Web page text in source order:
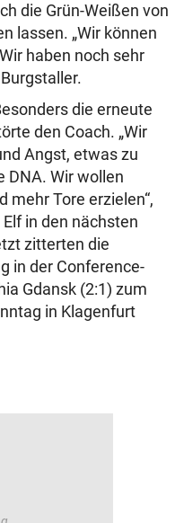
die Grün-Weißen von
lassen. „Wir können
haben noch sehr
die erneute
den Coach. „Wir
Angst, etwas zu
DNA. Wir wollen
mehr Tore erzielen“,
in den nächsten
zitterten die
in der Conference-
Gdansk (2:1) zum
in Klagenfurt